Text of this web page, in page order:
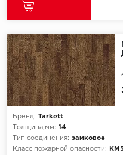
Бренд: Tarkett
Толщина,мм: 14
Тип соединения: замковое
Класс пожарной опасности: